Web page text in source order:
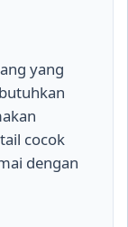
yang
cocok
dengan